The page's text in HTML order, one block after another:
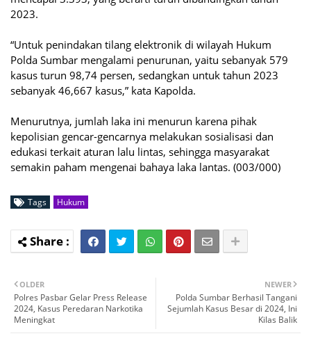
2023.
“Untuk penindakan tilang elektronik di wilayah Hukum
Polda Sumbar mengalami penurunan, yaitu sebanyak 579
kasus turun 98,74 persen, sedangkan untuk tahun 2023
sebanyak 46,667 kasus,” kata Kapolda.
Menurutnya, jumlah laka ini menurun karena pihak
kepolisian gencar-gencarnya melakukan sosialisasi dan
edukasi terkait aturan lalu lintas, sehingga masyarakat
semakin paham mengenai bahaya laka lantas. (003/000)
Tags Hukum
NEWER
Polda Sumbar Berhasil Tangani
Sejumlah Kasus Besar di 2024, Ini
Kilas Balik
OLDER
Polres Pasbar Gelar Press Release
2024, Kasus Peredaran Narkotika
Meningkat